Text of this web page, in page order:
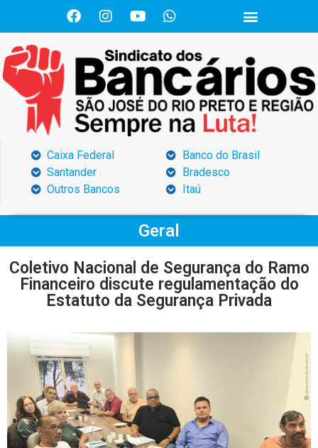
Caixa Federal
Santander
Outros Bancos
Banco do Brasil
Bradesco
Itaú
Geral
Coletivo Nacional de Segurança do Ramo
Financeiro discute regulamentação do
Estatuto da Segurança Privada